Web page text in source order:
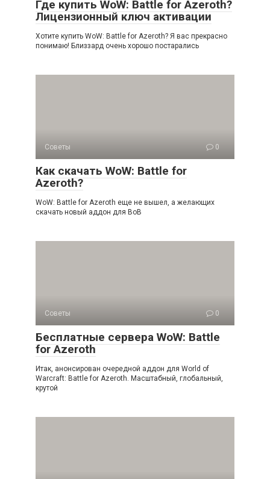
Где купить WoW: Battle for Azeroth?
Лицензионный ключ активации
Хотите купить WoW: Battle for Azeroth? Я вас прекрасно
понимаю! Близзард очень хорошо постарались
Советы 0
Как скачать WoW: Battle for
Azeroth?
WoW: Battle for Azeroth еще не вышел, а желающих
скачать новый аддон для ВоВ
Советы 0
Бесплатные сервера WoW: Battle
for Azeroth
Итак, анонсирован очередной аддон для World of
Warcraft: Battle for Azeroth. Масштабный, глобальный,
крутой